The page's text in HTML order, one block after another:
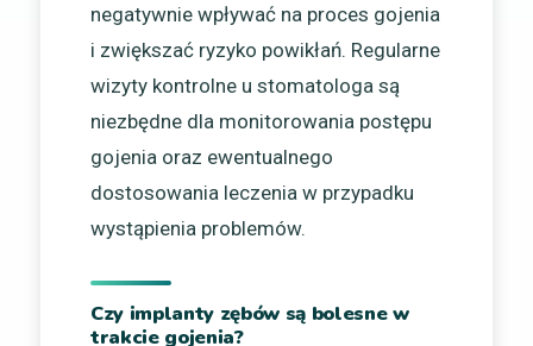
negatywnie wpływać na proces gojenia
i zwiększać ryzyko powikłań. Regularne
wizyty kontrolne u stomatologa są
niezbędne dla monitorowania postępu
gojenia oraz ewentualnego
dostosowania leczenia w przypadku
wystąpienia problemów.
Czy implanty zębów są bolesne w
trakcie gojenia?